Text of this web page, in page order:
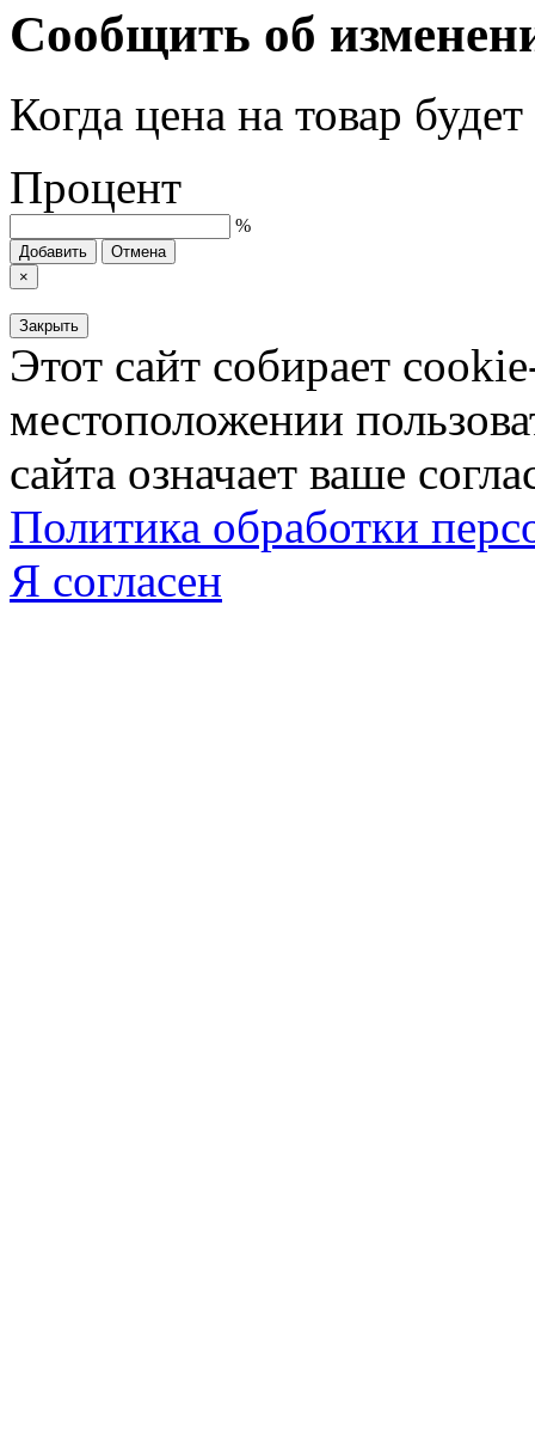
Сообщить об
Когда цена на товар
Процент
%
Добавить
Отмена
×
Закрыть
Этот сайт собирает
местоположении
сайта означает ваше
Политика обработки
Я согласен